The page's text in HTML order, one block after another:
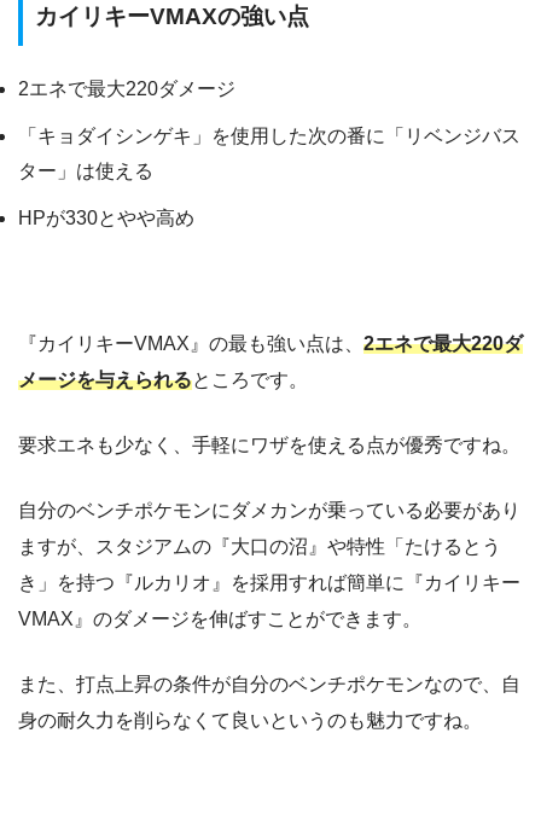
カイリキーVMAXの強い点
2エネで最大220ダメージ
「キョダイシンゲキ」を使用した次の番に「リベンジバス
ター」は使える
HPが330とやや高め
『カイリキーVMAX』の最も強い点は、 2エネで最大220ダ
メージを与えられるところです。
要求エネも少なく、手軽にワザを使える点が優秀ですね。
自分のベンチポケモンにダメカンが乗っている必要があり
ますが、スタジアムの『大口の沼』や特性「たけるとう
き」を持つ『ルカリオ』を採用すれば簡単に『カイリキー
VMAX』のダメージを伸ばすことができます。
また、打点上昇の条件が自分のベンチポケモンなので、自
身の耐久力を削らなくて良いというのも魅力ですね。